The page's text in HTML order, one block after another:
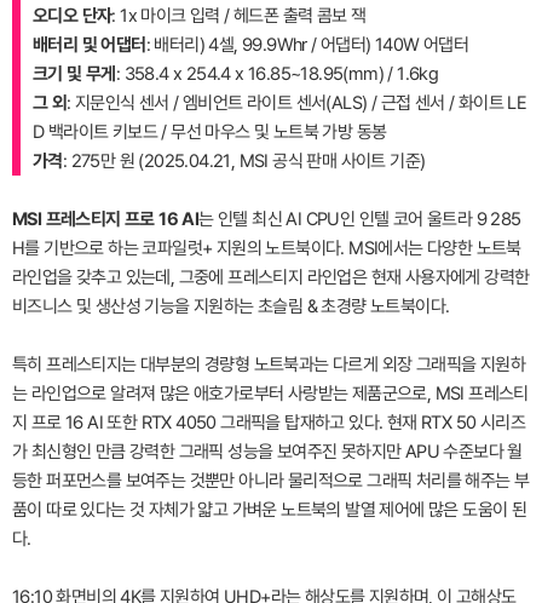
오디오 단자: 1x 마이크 입력 / 헤드폰 출력 콤보 잭
배터리 및 어댑터 : 배터리) 4셀, 99.9Whr / 어댑터) 140W 어댑터
크기 및 무게 : 358.4 x 254.4 x 16.85~18.95(mm) / 1.6kg
그 외 : 지문인식 센서 / 엠비언트 라이트 센서(ALS) / 근접 센서 / 화이트 LE
D 백라이트 키보드 / 무선 마우스 및 노트북 가방 동봉
가격: 275만 원 (2025.04.21, MSI 공식 판매 사이트 기준)
MSI 프레스티지 프로 16 AI는 인텔 최신 AI CPU인 인텔 코어 울트라 9 285
H를 기반으로 하는 코파일럿+ 지원의 노트북이다. MSI에서는 다양한 노트북
라인업을 갖추고 있는데, 그중에 프레스티지 라인업은 현재 사용자에게 강력한
비즈니스 및 생산성 기능을 지원하는 초슬림 & 초경량 노트북이다.
특히 프레스티지는 대부분의 경량형 노트북과는 다르게 외장 그래픽을 지원하
는 라인업으로 알려져 많은 애호가로부터 사랑받는 제품군으로, MSI 프레스티
지 프로 16 AI 또한 RTX 4050 그래픽을 탑재하고 있다. 현재 RTX 50 시리즈
가 최신형인 만큼 강력한 그래픽 성능을 보여주진 못하지만 APU 수준보다 월
등한 퍼포먼스를 보여주는 것뿐만 아니라 물리적으로 그래픽 처리를 해주는 부
품이 따로 있다는 것 자체가 얇고 가벼운 노트북의 발열 제어에 많은 도움이 된
다.
16:10 화면비의 4K를 지원하여 UHD+라는 해상도를 지원하며, 이 고해상도